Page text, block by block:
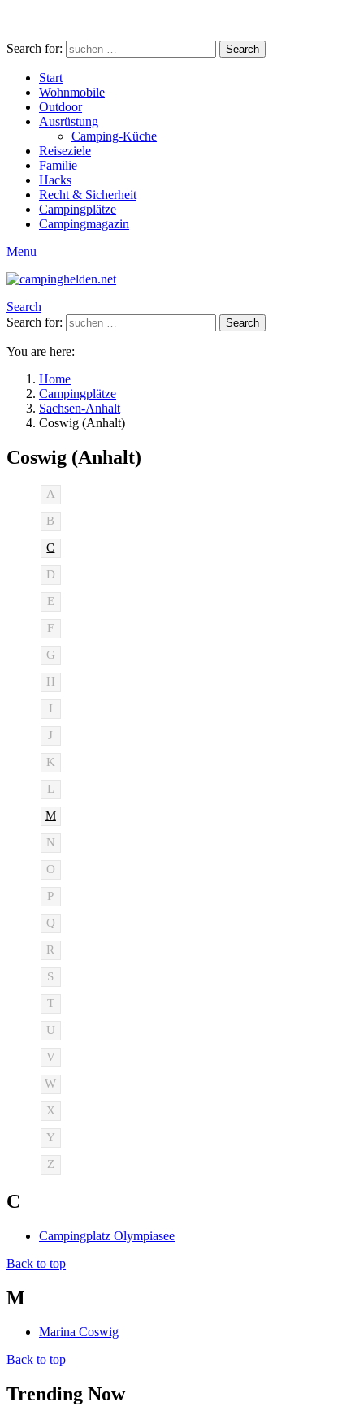
Search for: Search
Start
Wohnmobile
Outdoor
Ausrüstung
Camping-Küche
Reiseziele
Familie
Hacks
Recht & Sicherheit
Campingplätze
Campingmagazin
Menu
Search
Search for:
Search
You are here:
Home
Campingplätze
Sachsen-Anhalt
Coswig (Anhalt)
Coswig (Anhalt)
A
B
C
D
E
F
G
H
I
J
K
L
M
N
O
P
Q
R
S
T
U
V
W
X
Y
Z
C
Campingplatz Olympiasee
Back to top
M
Marina Coswig
Back to top
Trending Now